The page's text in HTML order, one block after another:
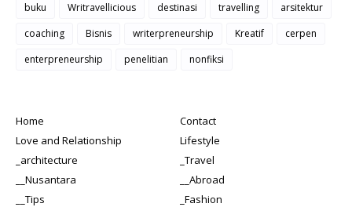
buku Writravellicious destinasi travelling
arsitektur
coaching
Bisnis writerpreneurship Kreatif
cerpen
enterpreneurship
penelitian nonfiksi
Home
Contact
Love and Relationship
Lifestyle
_architecture
_Travel
__Nusantara
__Abroad
__Tips
_Fashion